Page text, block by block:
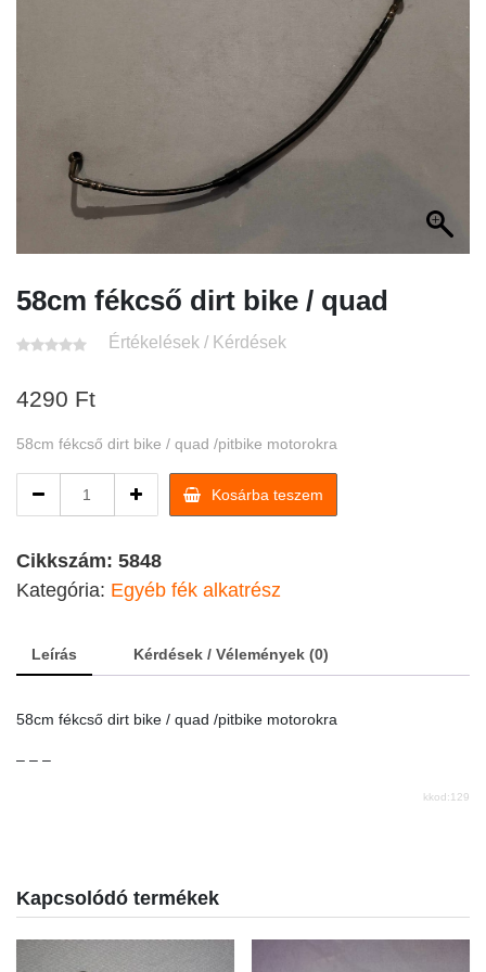
58cm fékcső dirt bike / quad
Értékelések / Kérdések
4290 Ft
58cm fékcső dirt bike / quad /pitbike motorokra
fékcső
bike
quad
Kosárba teszem
Cikkszám: 5848
Kategória: Egyéb fék alkatrész
Leírás Kérdések / Vélemények (0)
58cm fékcső dirt bike / quad /pitbike motorokra
– – –
kkod:129
Kapcsolódó termékek